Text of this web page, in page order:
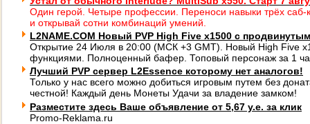
Один герой. Четыре профессии. Переноси навыки трёх саб-
и открывай сотни комбинаций умений.
L2NAME.COM Новый PVP High Five x1500 с
Открытие 24 Июля в 20:00 (МСК +3 GMT). Новый High Five
функциями. Полноценный бафер. Топовый персонаж за 1
Лучший PVP сервер L2Essence которому нет аналогов!
Только у нас всего можно добиться игровым путем без
честной! Каждый день Монеты Удачи за владение замком!
Разместите здесь Ваше объявление от 5,67 у.е. за клик
Promo-Reklama.ru